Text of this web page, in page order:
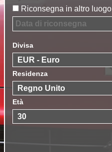
Riconsegna in altro luogo
Divisa
Residenza
Età